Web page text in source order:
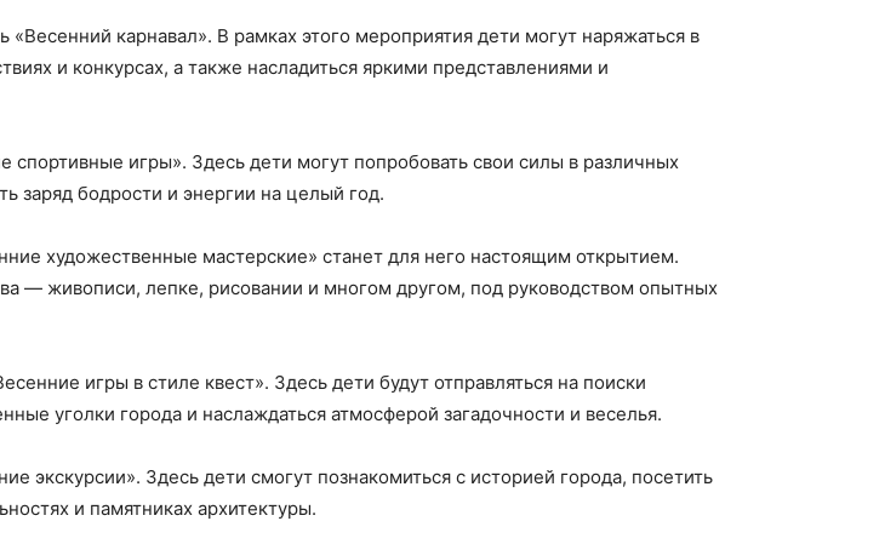
карнавал». В рамках этого мероприятия дети могут наряжаться в
и конкурсах, а также насладиться яркими представлениями и
игры». Здесь дети могут попробовать свои силы в различных
заряд бодрости и энергии на целый год.
художественные мастерские» станет для него настоящим открытием.
— живописи, лепке, рисовании и многом другом, под руководством опытных
игры в стиле квест». Здесь дети будут отправляться на поиски
уголки города и наслаждаться атмосферой загадочности и веселья.
экскурсии». Здесь дети смогут познакомиться с историей города, посетить
и памятниках архитектуры.